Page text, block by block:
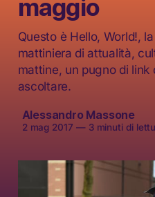
maggio
Questo è Hello, World!,
mattiniera di attualità,
mattine, un pugno di link
ascoltare.
Alessandro Massone
2 mag 2017 —3 minuti di